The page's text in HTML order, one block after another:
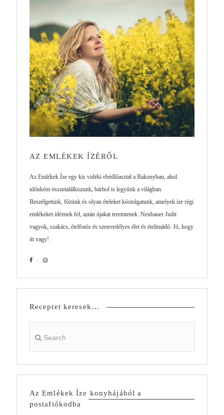
AZ EMLÉKEK ÍZÉRŐL
Az Emlékek Íze egy kis vidéki ebédlőasztal a Bakonyban, ahol
időnként összetalálkozunk, bárhol is legyünk a világban.
Beszélgetünk, főzünk és olyan ételeket kóstolgatunk, amelyek íze régi
emlékeket idéznek fel, aztán újakat teremtenek. Neubauer Judit
vagyok, szakács, ételfotós és szenvedélyes élet és ételimádó. Jó, hogy
itt vagy!
Receptet keresek…
Az Emlékek Íze konyhájából a
postafiókodba